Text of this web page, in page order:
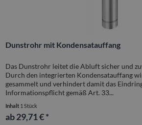
Dunstrohr mit Kondensatauffang
Das Dunstrohr leitet die Abluft sicher und
Durch den integrierten Kondensatauffang
gesammelt und verhindert damit das
Informationspflicht gemäß Art. 33...
Inhalt 1 Stück
ab 29,71 € *